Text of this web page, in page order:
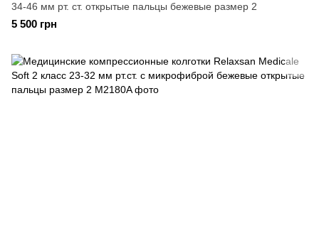
34-46 мм рт. ст. открытые пальцы бежевые размер 2
5 500 грн